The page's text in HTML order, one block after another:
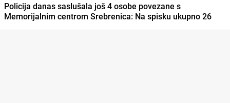
Policija danas saslušala još 4 osobe povezane s
Memorijalnim centrom Srebrenica: Na spisku ukupno 26